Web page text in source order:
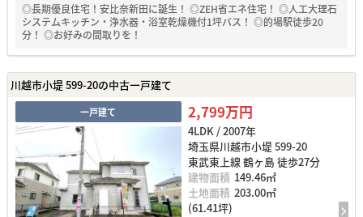
◎長期優良住宅！安比奈新田に誕生！ ◎ZEH省エネ住宅！ ◎人工大理石
システムキッチン・浄水器・浴室乾燥機付1坪バス！ ◎的場駅徒歩20
分！ ◎お好みの間取りを！
川越市小堤 599-20の中古一戸建て
一戸建て 2,799万円
4LDK / 2007年
埼玉県川越市小堤 599-20
東武東上線 鶴ヶ島 徒歩27分
建物面積 149.46㎡
土地面積 203.00㎡
(61.41坪)